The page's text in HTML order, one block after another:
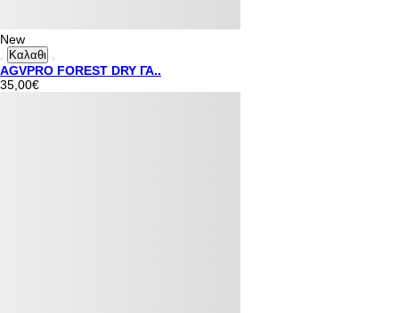
New
Καλαθι
AGVPRO FOREST DRY ΓΑ..
35,00€